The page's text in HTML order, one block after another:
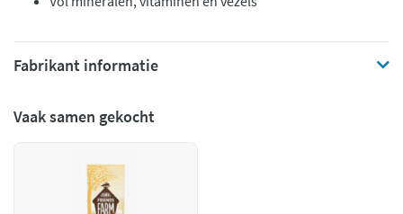
Fabrikant informatie
Vaak samen gekocht